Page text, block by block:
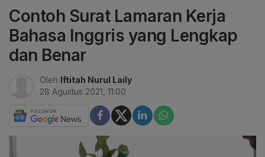
Contoh Surat Lamaran Kerja
Bahasa Inggris yang Lengkap
dan Benar
Oleh Iftitah Nurul Laily
28 Agustus 2021, 11:00